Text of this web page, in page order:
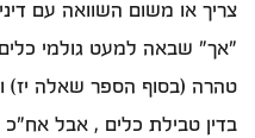
צריך או משום השוואה עם
"אך" שבאה למעט גולמי כלים
טהרה (בסוף הספר שאלה יז)
בדין טבילת כלים , אבל אח"כ